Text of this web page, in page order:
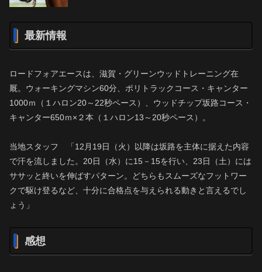
最新情報
ロードフォアエースは、滋賀・グリーンウッドトレーニング在
厩。ウォーキングマシン60分、ポリトラックコース・キャンター
1000ｍ（１ハロン20～22秒ペース）、ウッドチップ坂路コース・
キャンター650ｍ×２本（１ハロン13～20秒ペース）。
当地スタッフ 「12月19日（火）以降は坂路を主体に据えた内容
で汗を流しました。20日（水）に15－15を行い、23日（土）には
ササッと終いを伸ばすパターン。どちらもスムーズなフットワー
クで駆け登るなど、十分に合格点を与えられる動きと言えるでし
ょう」
感想